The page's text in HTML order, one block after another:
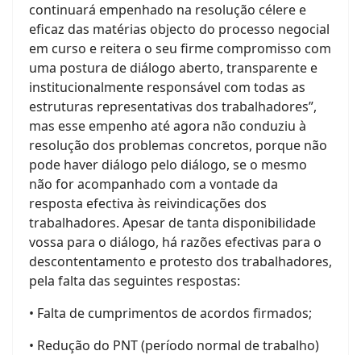
continuará empenhado na resolução célere e
eficaz das matérias objecto do processo negocial
em curso e reitera o seu firme compromisso com
uma postura de diálogo aberto, transparente e
institucionalmente responsável com todas as
estruturas representativas dos trabalhadores”,
mas esse empenho até agora não conduziu à
resolução dos problemas concretos, porque não
pode haver diálogo pelo diálogo, se o mesmo
não for acompanhado com a vontade da
resposta efectiva às reivindicações dos
trabalhadores. Apesar de tanta disponibilidade
vossa para o diálogo, há razões efectivas para o
descontentamento e protesto dos trabalhadores,
pela falta das seguintes respostas:
• Falta de cumprimentos de acordos firmados;
• Redução do PNT (período normal de trabalho)